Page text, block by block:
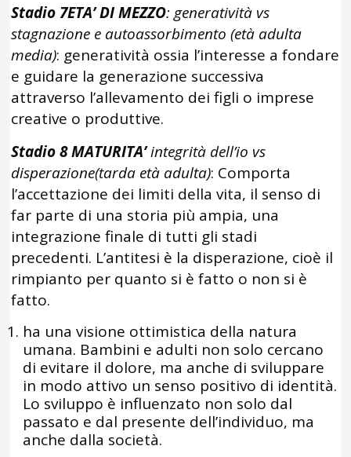
Stadio 7ETA’ DI MEZZO: generatività vs
stagnazione e autoassorbimento (età adulta
media): generatività ossia l’interesse a fondare
e guidare la generazione successiva
attraverso l’allevamento dei figli o imprese
creative o produttive.
Stadio 8 MATURITA’integrità dell’io vs
disperazione(tarda età adulta): Comporta
l’accettazione dei limiti della vita, il senso di
far parte di una storia più ampia, una
integrazione finale di tutti gli stadi
precedenti. L’antitesi è la disperazione, cioè il
rimpianto per quanto si è fatto o non si è
fatto.
ha una visione ottimistica della natura
umana. Bambini e adulti non solo cercano
di evitare il dolore, ma anche di sviluppare
in modo attivo un senso positivo di identità.
Lo sviluppo è influenzato non solo dal
passato e dal presente dell’individuo, ma
anche dalla società.